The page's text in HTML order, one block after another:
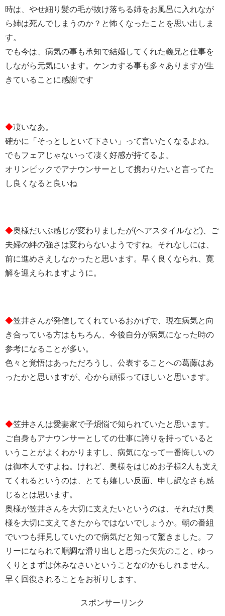
時は、やせ細り髪の毛が抜け落ちる姉をお風呂に入れなが
ら姉は死んでしまうのか？と怖くなったことを思い出しま
す。
でも今は、病気の事も承知で結婚してくれた義兄と仕事を
しながら元気にいます。ケンカする事も多々ありますが生
きていることに感謝です
◆凄いなあ。
確かに「そっとしといて下さい」って言いたくなるよね。
でもフェアじゃないって凄く好感が持てるよ。
オリンピックでアナウンサーとして携わりたいと言ってた
し良くなると良いね
◆奥様だいぶ感じが変わりましたが(ヘアスタイルなど)、ご
夫婦の絆の強さは変わらないようですね。それなしには、
前に進めさえしなかったと思います。早く良くなられ、寛
解を迎えられますように。
◆笠井さんが発信してくれているおかげで、現在病気と向
き合っている方はもちろん、今後自分が病気になった時の
参考になることが多い。
色々と覚悟はあっただろうし、公表することへの葛藤はあ
ったかと思いますが、心から頑張ってほしいと思います。
◆笠井さんは愛妻家で子煩悩で知られていたと思います。
ご自身もアナウンサーとしての仕事に誇りを持っていると
いうことがよくわかりますし、病気になって一番悔しいの
は御本人ですよね。けれど、奥様をはじめお子様2人も支え
てくれるというのは、とても嬉しい反面、申し訳なさも感
じるとは思います。
奥様が笠井さんを大切に支えたいというのは、それだけ奥
様を大切に支えてきたからではないでしょうか。朝の番組
でいつも拝見していたので病気だと知って驚きました。フ
リーになられて順調な滑り出しと思った矢先のこと、ゆっ
くりとまずは休みなさいということなのかもしれません。
早く回復されることをお祈りします。
スポンサーリンク